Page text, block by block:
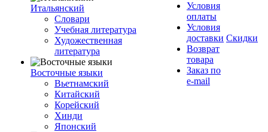
Итальянский
Словари
Учебная литература
Художественная
литература
Восточные языки
Вьетнамский
Китайский
Корейский
Хинди
Японский
Условия
оплаты
Условия
доставки
Возврат
товара
Заказ по
e-mail
Скидки